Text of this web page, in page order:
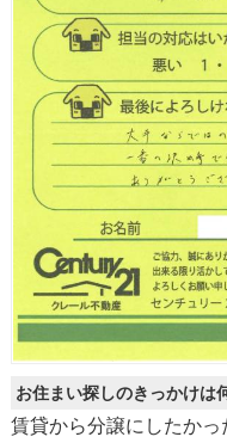
お住まい探しのきっかけは
賃貸から分譲にしたかっ